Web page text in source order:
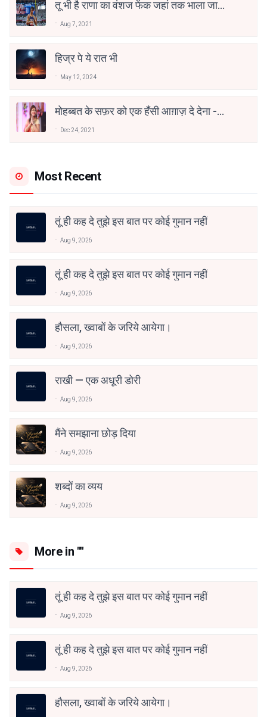
तू भी है राणा का वंशज फेंक जहां तक भाला जाए:
Aug 7, 2021
हिज्र पे ये रात भी
May 12, 2024
मोहब्बत के सफ़र को एक हँसी आग़ाज़ दे देना -
Dec 24, 2021
Most Recent
तूं ही कह दे तुझे इस बात पर कोई गुमान नहीं
Aug 9, 2026
तूं ही कह दे तुझे इस बात पर कोई गुमान नहीं
Aug 9, 2026
हौसला, ख्वाबों के जरिये आयेगा।
Aug 9, 2026
राखी — एक अधूरी डोरी
Aug 9, 2026
मैंने समझाना छोड़ दिया
Aug 9, 2026
शब्दों का व्यय
Aug 9, 2026
More in ""
तूं ही कह दे तुझे इस बात पर कोई गुमान नहीं
Aug 9, 2026
तूं ही कह दे तुझे इस बात पर कोई गुमान नहीं
Aug 9, 2026
हौसला, ख्वाबों के जरिये आयेगा।